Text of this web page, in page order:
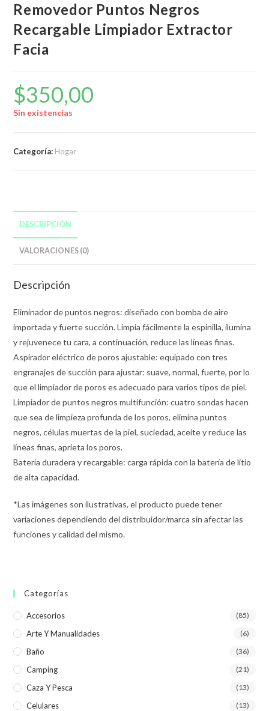
Removedor Puntos Negros
Recargable Limpiador Extractor
Facia
$350,00
Sin existencias
Categoría: Hogar
DESCRIPCIÓN
VALORACIONES (0)
Descripción
Eliminador de puntos negros: diseñado con bomba de aire
importada y fuerte succión. Limpia fácilmente la espinilla, ilumina
y rejuvenece tu cara, a continuación, reduce las líneas finas.
Aspirador eléctrico de poros ajustable: equipado con tres
engranajes de succión para ajustar: suave, normal, fuerte, por lo
que el limpiador de poros es adecuado para varios tipos de piel.
Limpiador de puntos negros multifunción: cuatro sondas hacen
que sea de limpieza profunda de los poros, elimina puntos
negros, células muertas de la piel, suciedad, aceite y reduce las
líneas finas, aprieta los poros.
Batería duradera y recargable: carga rápida con la batería de litio
de alta capacidad.
*Las imágenes son ilustrativas, el producto puede tener
variaciones dependiendo del distribuidor/marca sin afectar las
funciones y calidad del mismo.
Categorías
Accesorios (85)
Arte Y Manualidades (6)
Baño (36)
Camping (21)
Caza Y Pesca (13)
Celulares (13)